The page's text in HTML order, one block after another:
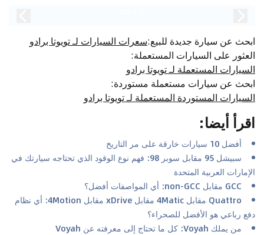
ابحث عن سيارة جديدة للبيع:سعرات السيارات لـ تويوتا برادو
العثور على السيارات المستعملة:
السيارات المستعملة لـ تويوتا برادو
ابحث عن سيارات مستعملة مستوردة:
السيارات المستوردة المستعملة لـ تويوتا برادو
اقرأ أيضا:
أفضل 10 سيارات خارقة على مر التاريخ
سبيشل 95 مقابل سوبر 98: فهم نوع الوقود الذي تحتاجه سيارتك في
الإمارات العربية المتحدة
GCC مقابل non-GCC: أي المواصفات أفضل؟
Quattro مقابل 4Matic مقابل xDrive مقابل 4Motion: أي نظام
دفع رباعي هو الأفضل للصحراء؟
من يملك Voyah: كل ما تحتاج إلى معرفته عن Voyah